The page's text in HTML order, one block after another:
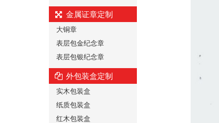
金属证章定制
大铜章
表层包金纪念章
表层包银纪念章
外包装盒定制
实木包装盒
纸质包装盒
红木包装盒